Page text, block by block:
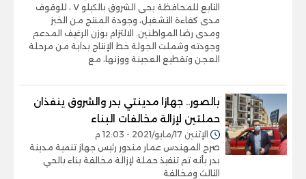
التابع للمحافظة بحى الشروق بالكيلو ٧ ، للوقوف
مدى كفاءة التشغيل، وجودة المنتج من الخبز
ومدى رضا المواطنين. الالتزام بوزن الرغيف المدعم
وجودته وشملت الجولة خط الإنتاج بداية من مرحلة
العجن وتقطيع العجينة ووزنها، مع
بالصور.. جهازا مدينتي بدر والشروق ينفذان
حملتين لإزالة مخالفات البناء
الإثنين 17/مايو/2021 - 12:03 م
صرح المهندس عمار مندور رئيس جهاز تنمية مدينة
بدر بأنه تم تنفيذ حملة لإزالة مخالفة بناء بالحي
الثالث ومخالفة